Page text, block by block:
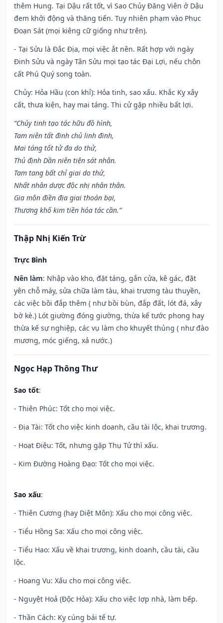
thêm Hung. Tại Dậu rất tốt, vì Sao Chủy Đăng Viên ở Dậu
đem khởi động và thăng tiến. Tuy nhiên phạm vào Phục
Đoạn Sát (mọi kiêng cữ giống như trên).
- Tại Sửu là Đắc Địa, mọi việc ắt nên. Rất hợp với ngày
Đinh Sửu và ngày Tân Sửu mọi tạo tác Đại Lợi, nếu chôn
cất Phú Quý song toàn.
Chủy: Hỏa Hầu (con khỉ): Hỏa tinh, sao xấu. Khắc Kỵ xây
cất, thưa kiện, hay mai táng. Thi cử gặp nhiều bất lợi.
“Chủy tinh tạo tác hữu đồ hình,
Tam niên tất đinh chủ linh đinh,
Mai táng tốt tử đa do thử,
Thủ định Dần niên tiện sát nhân.
Tam tang bất chỉ giai do thử,
Nhất nhân dược độc nhị nhân thân.
Gia môn điền địa giai thoán bại,
Thương khố kim tiền hóa tác cần.”
Thập Nhị Kiến Trừ
Trực Bình
Nên làm: Nhập vào kho, đặt táng, gắn cửa, kê gác, đặt
yên chỗ máy, sửa chữa làm tàu, khai trương tàu thuyền,
các việc bồi đắp thêm ( như bồi bùn, đắp đất, lót đá, xây
bờ kè.) Lót giường đóng giường, thừa kế tước phong hay
thừa kế sự nghiệp, các vụ làm cho khuyết thủng ( như đào
mương, móc giếng, xả nước.)
Ngọc Hạp Thông Thư
Sao tốt:
- Thiên Phúc: Tốt cho mọi việc.
- Địa Tài: Tốt cho việc kinh doanh, cầu tài lộc, khai trương.
- Hoạt Điệu: Tốt, nhưng gặp Thụ Tử thì xấu.
- Kim Đường Hoàng Đạo: Tốt cho mọi việc.
Sao xấu:
- Thiên Cương (hay Diệt Môn): Xấu cho mọi công việc.
- Tiểu Hồng Sa: Xấu cho mọi công việc.
- Tiểu Hao: Xấu về khai trương, kinh doanh, cầu tài, cầu
lộc.
- Hoang Vu: Xấu cho mọi công việc.
- Nguyệt Hoả (Độc Hỏa): Xấu cho việc lợp nhà, làm bếp.
- Thần Cách: Kỵ cúng bái tế tự.